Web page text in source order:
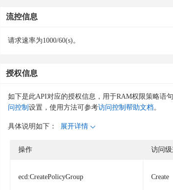
流控信息
请求速率为1000/60(s)。
授权信息
如下是此API对应的授权信息，用于RAM权限策略语
问控制 设置，使用方法可参考访问控制帮助文档。
具体说明如下： 展开详情
操作 访问级
ecd:CreatePolicyGroup Create